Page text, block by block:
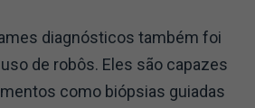
diagnósticos também foi
de robôs. Eles são capazes
como biópsias guiadas